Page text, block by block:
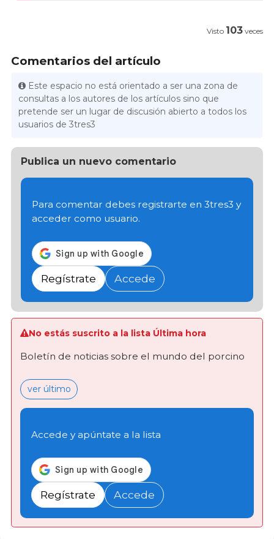
Visto 103 veces
Comentarios del artículo
Este espacio no está orientado a ser una zona de
consultas a los autores de los artículos sino que
pretende ser un lugar de discusión abierto a todos los
usuarios de 3tres3
Publica un nuevo comentario
Para comentar debes registrarte en 3tres3 y
acceder como usuario.
Regístrate Accede
No estás suscrito a la lista Última hora
Boletín de noticias sobre el mundo del porcino
ver último
Accede y apúntate a la lista
Regístrate Accede